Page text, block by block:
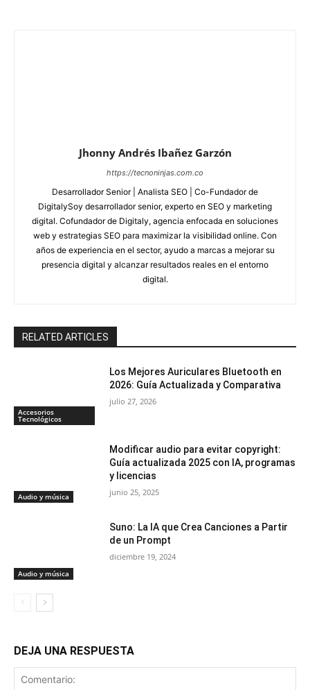
Jhonny Andrés Ibañez Garzón
https://tecnoninjas.com.co
Desarrollador Senior | Analista SEO | Co-Fundador de
DigitalySoy desarrollador senior, experto en SEO y marketing
digital. Cofundador de Digitaly, agencia enfocada en soluciones
web y estrategias SEO para maximizar la visibilidad online. Con
años de experiencia en el sector, ayudo a marcas a mejorar su
presencia digital y alcanzar resultados reales en el entorno
digital.
RELATED ARTICLES
Accesorios
Tecnológicos
Los Mejores Auriculares Bluetooth en
2026: Guía Actualizada y Comparativa
julio 27, 2026
Audio y música
Modificar audio para evitar copyright:
Guía actualizada 2025 con IA, programas
y licencias
junio 25, 2025
Audio y música
Suno: La IA que Crea Canciones a Partir
de un Prompt
diciembre 19, 2024
DEJA UNA RESPUESTA